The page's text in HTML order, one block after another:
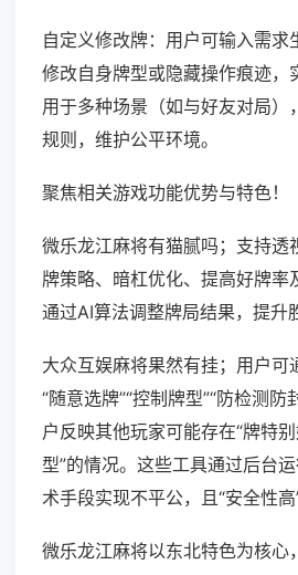
自定义修改牌：用户可输入需求
修改自身牌型或隐藏操作痕迹，
用于多种场景（如与好友对局）
规则，维护公平环境。
聚焦相关游戏功能优势与特色！
微乐龙江麻将有猫腻吗；支持透
牌策略、暗杠优化、提高好牌率
通过AI算法调整牌局结果，提升
大众互娱麻将果然有挂；用户可
“随意选牌”“控制牌型”“防检测防
户反映其他玩家可能存在“牌特
型”的情况。这些工具通过后台
术手段实现不平公，且“安全性高
微乐龙江麻将以东北特色为核心